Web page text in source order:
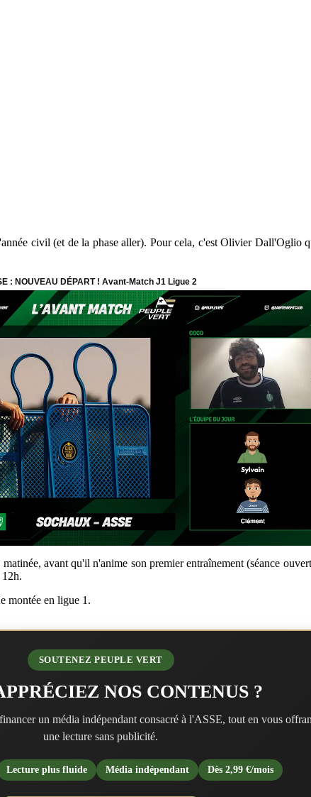
civil (et de la phase aller). Pour cela, c'est Olivier Dall'Oglio
avant qu'il n'anime son premier entraînement (séance
montée en ligue 1.
SOUTENEZ PEUPLE VERT
NOS CONTENUS ?
un média indépendant consacré à l'ASSE, tout en vous
une lecture sans publicité.
Lecture plus fluide Média indépendant Dès 2,99 €/mois